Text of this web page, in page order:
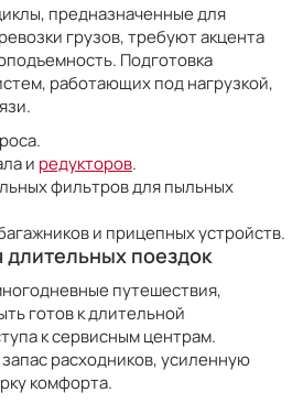
предназначенные для
грузов, требуют акцента
Подготовка
работающих под нагрузкой,
и редукторов.
фильтров для пыльных
и прицепных устройств.
длительных поездок
путешествия,
готов к длительной
к сервисным центрам.
расходников, усиленную
комфорта.